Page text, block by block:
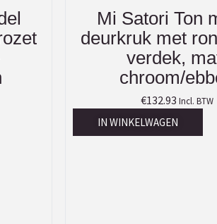
Mi Satori Ton
deurkruk met
verdek,
chroom/
€132.93 Incl. BTW
IN WINKELWAGEN